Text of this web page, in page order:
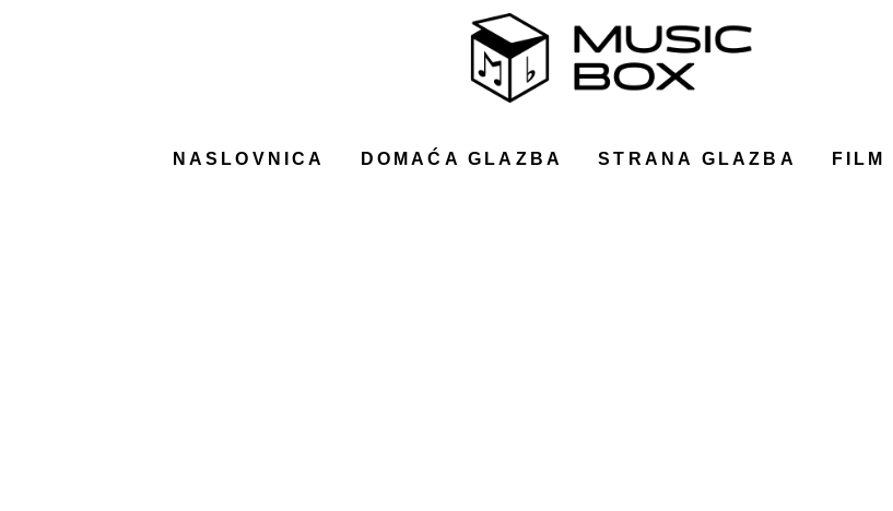
NASLOVNICA DOMAĆA GLAZBA STRANA GLAZBA FILM